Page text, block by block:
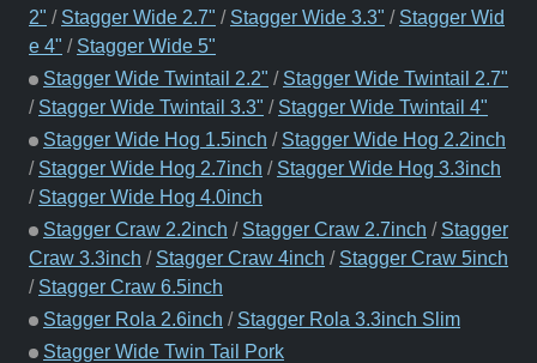
2" / Stagger Wide 2.7" / Stagger Wide 3.3" / Stagger Wid
e 4" / Stagger Wide 5"
Stagger Wide Twintail 2.2" / Stagger Wide Twintail 2.7"
/ Stagger Wide Twintail 3.3" / Stagger Wide Twintail 4"
Stagger Wide Hog 1.5inch / Stagger Wide Hog 2.2inch
/ Stagger Wide Hog 2.7inch / Stagger Wide Hog 3.3inch
/ Stagger Wide Hog 4.0inch
Stagger Craw 2.2inch / Stagger Craw 2.7inch / Stagger
Craw 3.3inch / Stagger Craw 4inch / Stagger Craw 5inch
/ Stagger Craw 6.5inch
Stagger Rola 2.6inch / Stagger Rola 3.3inch Slim
Stagger Wide Twin Tail Pork